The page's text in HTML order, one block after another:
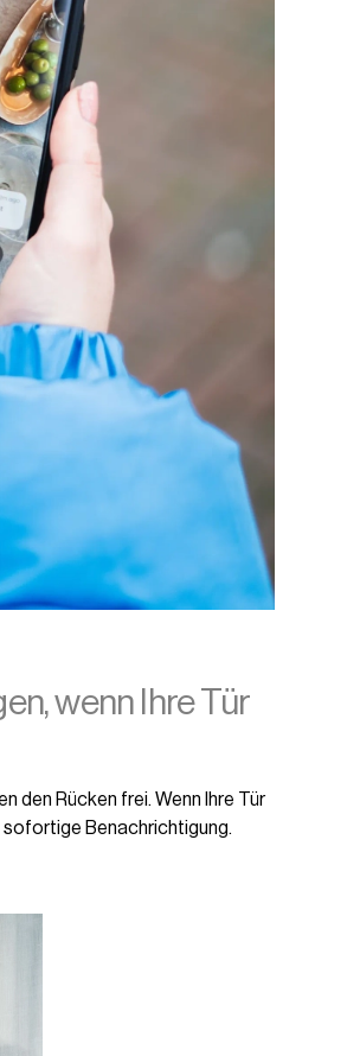
wenn Ihre Tür
den Rücken frei. Wenn Ihre Tür
sofortige Benachrichtigung.